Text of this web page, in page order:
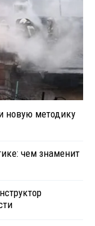
новую методику
чем знаменит